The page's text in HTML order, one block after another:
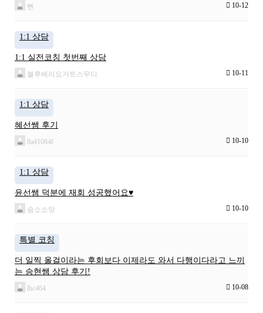
삔 10-12
1:1 상담
1:1 실전코칭 첫번째 상담
블루베리요거트스무디 10-11
1:1 상담
혜선쌤 후기
8a41084f 10-10
1:1 상담
윤선쌤 덕분에 재회 성공했어요♥
솜소소망 10-10
특별 코칭
더 일찍 올걸이라는 후회보다 이제라도 와서 다행이다라고 느끼
는 승현쌤 상담 후기!
lhc464 10-08